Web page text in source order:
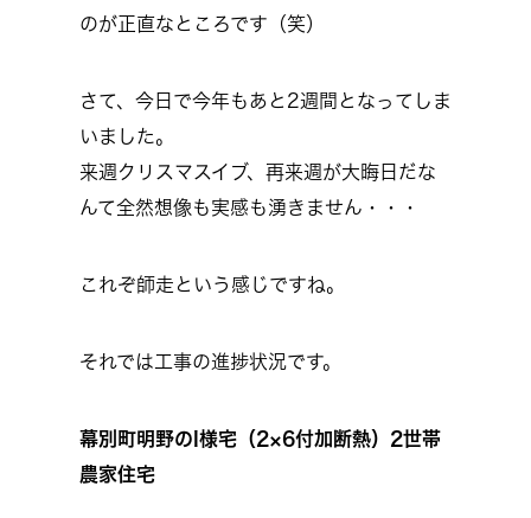
のが正直なところです（笑）
さて、今日で今年もあと2週間となってしま
いました。
来週クリスマスイブ、再来週が大晦日だな
んて全然想像も実感も湧きません・・・
これぞ師走という感じですね。
それでは工事の進捗状況です。
幕別町明野のI様宅（2×6付加断熱）2世帯
農家住宅